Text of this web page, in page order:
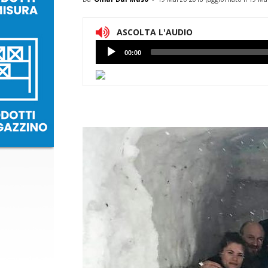
ASCOLTA L'AUDIO
Lettore
Audio
00:00